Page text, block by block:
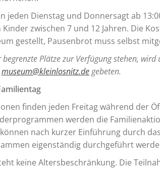
jeden Dienstag und Donnersagt ab
zwischen 7 und 12 Jahren. Die
gestellt, Pausenbrot muss selbst
Plätze zur Verfügung stehen,
museum@kleinlosnitz.degebeten.
finden jeden Freitag während der
werden die
nach kurzer Einführung durch
eigenständig durchgeführt
keine Altersbeschränkung. Die